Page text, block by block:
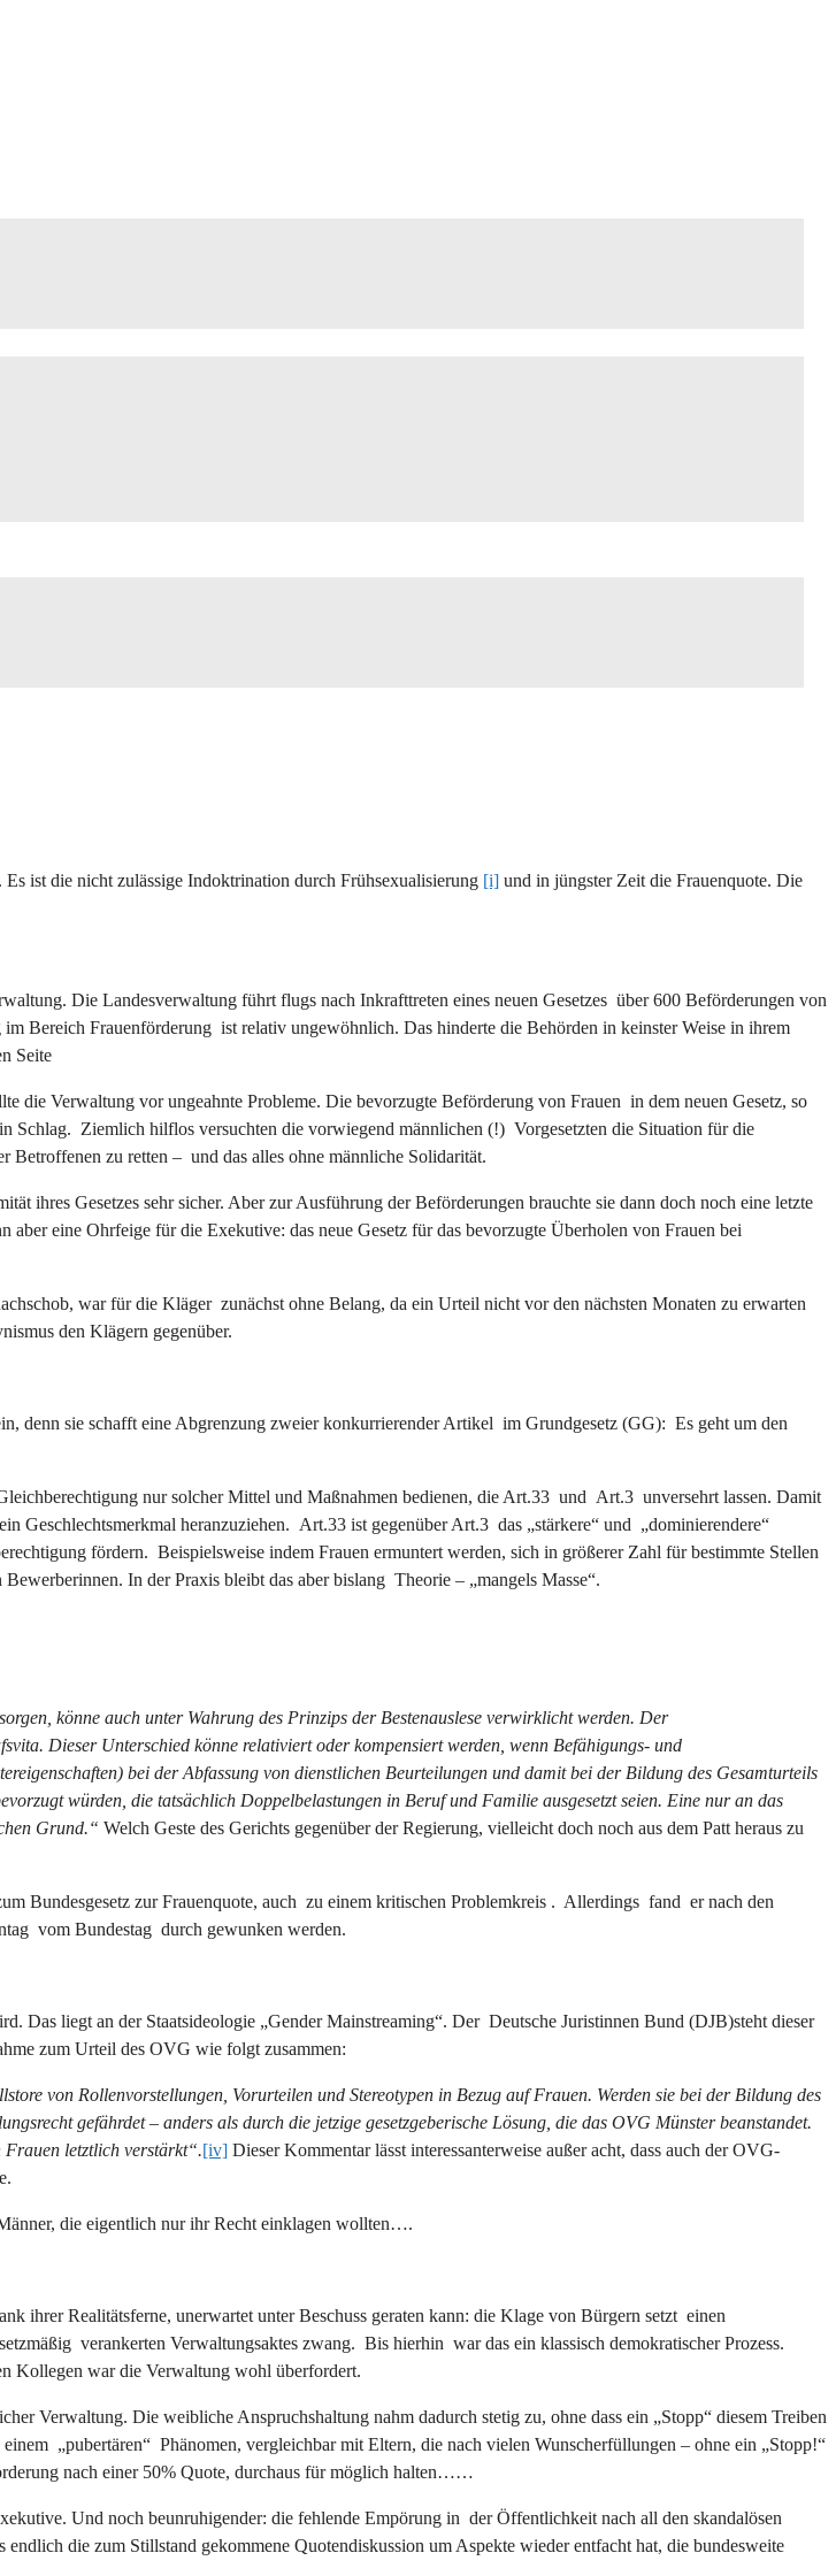
ist die nicht zulässige Indoktrination durch Frühsexualisierung [i] und in jüngster Zeit die Frauenquote. Die
Die Landesverwaltung führt flugs nach Inkrafttreten eines neuen Gesetzes über 600 Beförderungen von
Bereich Frauenförderung ist relativ ungewöhnlich. Das hinderte die Behörden in keinster Weise in ihrem
Seite
die Verwaltung vor ungeahnte Probleme. Die bevorzugte Beförderung von Frauen in dem neuen Gesetz, so
Ziemlich hilflos versuchten die vorwiegend männlichen (!) Vorgesetzten die Situation für die
zu retten – und das alles ohne männliche Solidarität.
ihres Gesetzes sehr sicher. Aber zur Ausführung der Beförderungen brauchte sie dann doch noch eine letzte
eine Ohrfeige für die Exekutive: das neue Gesetz für das bevorzugte Überholen von Frauen bei
war für die Kläger zunächst ohne Belang, da ein Urteil nicht vor den nächsten Monaten zu erwarten
den Klägern gegenüber.
denn sie schafft eine Abgrenzung zweier konkurrierender Artikel im Grundgesetz (GG): Es geht um den
nur solcher Mittel und Maßnahmen bedienen, die Art.33 und Art.3 unversehrt lassen. Damit
Geschlechtsmerkmal heranzuziehen. Art.33 ist gegenüber Art.3 das „stärkere“ und „dominierendere“
fördern. Beispielsweise indem Frauen ermuntert werden, sich in größerer Zahl für bestimmte Stellen
In der Praxis bleibt das aber bislang Theorie – „mangels Masse“.
könne auch unter Wahrung des Prinzips der Bestenauslese verwirklicht werden. Der
Dieser Unterschied könne relativiert oder kompensiert werden, wenn Befähigungs- und
bei der Abfassung von dienstlichen Beurteilungen und damit bei der Bildung des Gesamturteils
würden, die tatsächlich Doppelbelastungen in Beruf und Familie ausgesetzt seien. Eine nur an das
Grund.“ Welch Geste des Gerichts gegenüber der Regierung, vielleicht doch noch aus dem Patt heraus zu
Bundesgesetz zur Frauenquote, auch zu einem kritischen Problemkreis . Allerdings fand er nach den
vom Bundestag durch gewunken werden.
Das liegt an der Staatsideologie „Gender Mainstreaming“. Der Deutsche Juristinnen Bund (DJB)steht dieser
zum Urteil des OVG wie folgt zusammen:
von Rollenvorstellungen, Vorurteilen und Stereotypen in Bezug auf Frauen. Werden sie bei der Bildung des
gefährdet – anders als durch die jetzige gesetzgeberische Lösung, die das OVG Münster beanstandet.
letztlich verstärkt“.[iv] Dieser Kommentar lässt interessanterweise außer acht, dass auch der OVG-
die eigentlich nur ihr Recht einklagen wollten….
ihrer Realitätsferne, unerwartet unter Beschuss geraten kann: die Klage von Bürgern setzt einen
verankerten Verwaltungsaktes zwang. Bis hierhin war das ein klassisch demokratischer Prozess.
Kollegen war die Verwaltung wohl überfordert.
Verwaltung. Die weibliche Anspruchshaltung nahm dadurch stetig zu, ohne dass ein „Stopp“ diesem Treiben
„pubertären“ Phänomen, vergleichbar mit Eltern, die nach vielen Wunscherfüllungen – ohne ein „Stopp!“
nach einer 50% Quote, durchaus für möglich halten……
Und noch beunruhigender: die fehlende Empörung in der Öffentlichkeit nach all den skandalösen
die zum Stillstand gekommene Quotendiskussion um Aspekte wieder entfacht hat, die bundesweite